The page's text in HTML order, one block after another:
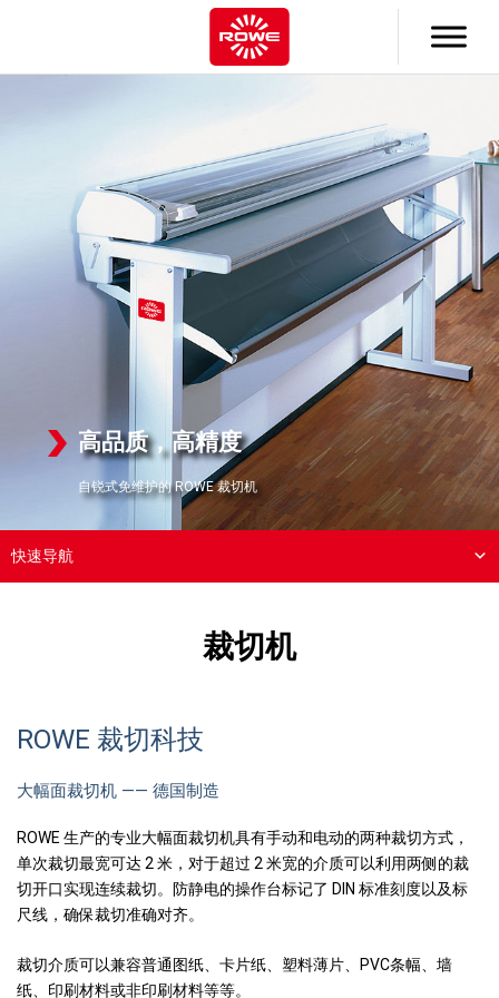
高品质，高精度
自锐式免维护的 ROWE 裁切机
快速导航
裁切机
ROWE 裁切科技
大幅面裁切机 —— 德国制造
ROWE 生产的专业大幅面裁切机具有手动和电动的两种裁切方式，
单次裁切最宽可达 2 米，对于超过 2 米宽的介质可以利用两侧的裁
切开口实现连续裁切。防静电的操作台标记了 DIN 标准刻度以及标
尺线，确保裁切准确对齐。
裁切介质可以兼容普通图纸、卡片纸、塑料薄片、PVC条幅、墙
纸、印刷材料或非印刷材料等等。